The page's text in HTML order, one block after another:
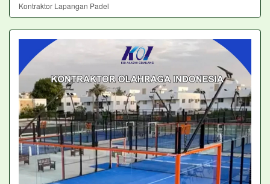
Kontraktor Lapangan Padel